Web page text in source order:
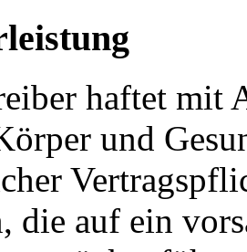
haftet mit
und
die auf ein